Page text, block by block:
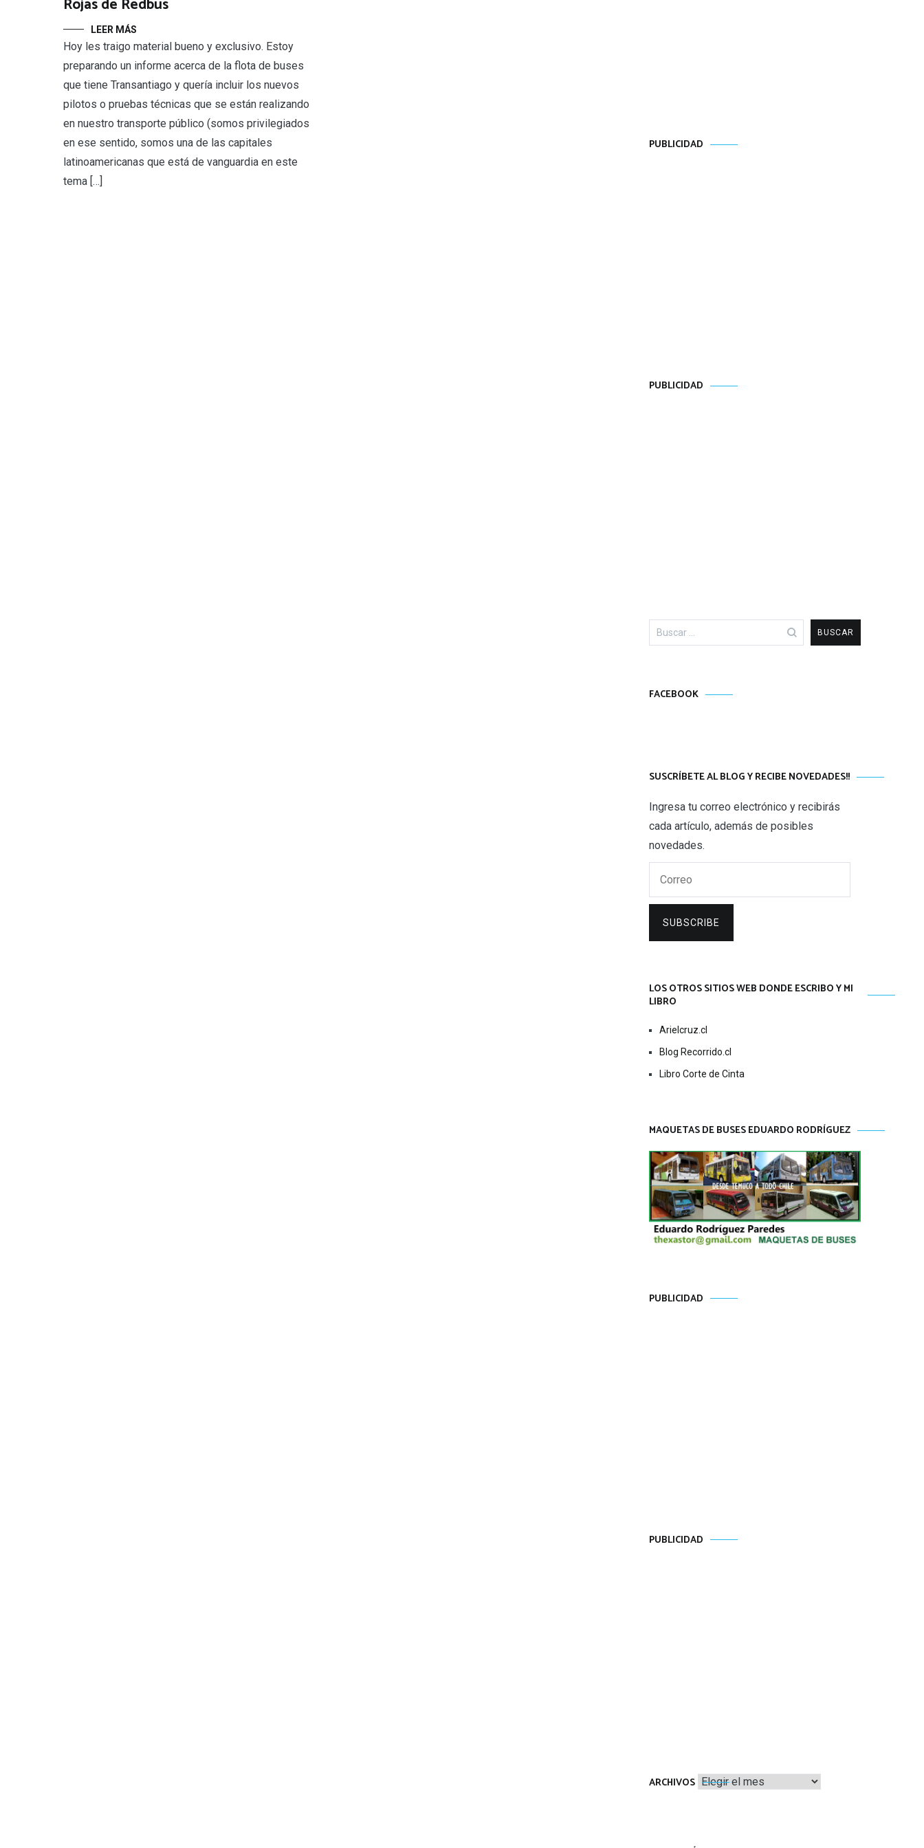
Rojas de Redbus
LEER MÁS
Hoy les traigo material bueno y exclusivo. Estoy
preparando un informe acerca de la flota de buses
que tiene Transantiago y quería incluir los nuevos
pilotos o pruebas técnicas que se están realizando
en nuestro transporte público (somos privilegiados
en ese sentido, somos una de las capitales
latinoamericanas que está de vanguardia en este
tema […]
PUBLICIDAD
PUBLICIDAD
Buscar:
FACEBOOK
SUSCRÍBETE AL BLOG Y RECIBE NOVEDADES!!
Ingresa tu correo electrónico y recibirás
cada artículo, además de posibles
novedades.
SUBSCRIBE
LOS OTROS SITIOS WEB DONDE ESCRIBO Y MI
LIBRO
Arielcruz.cl
Blog Recorrido.cl
Libro Corte de Cinta
MAQUETAS DE BUSES EDUARDO RODRÍGUEZ
PUBLICIDAD
PUBLICIDAD
ARCHIVOS Archivos